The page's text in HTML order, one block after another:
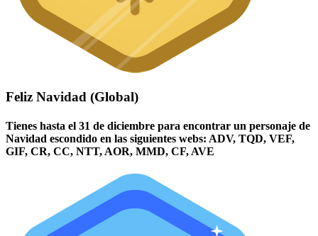
Feliz Navidad (Global)
Tienes hasta el 31 de diciembre para encontrar un personaje de
Navidad escondido en las siguientes webs: ADV, TQD, VEF,
GIF, CR, CC, NTT, AOR, MMD, CF, AVE